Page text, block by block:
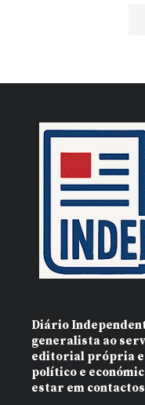
Diário
generalista ao
editorial própria e
político e
estar em